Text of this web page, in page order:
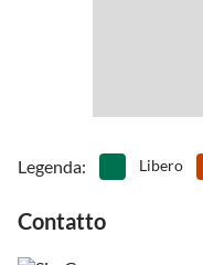
Legenda: Libero
Contatto